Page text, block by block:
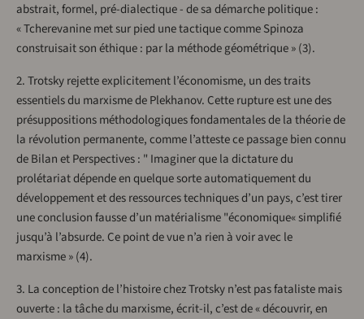
abstrait, formel, pré-dialectique - de sa démarche politique :
« Tcherevanine met sur pied une tactique comme Spinoza
construisait son éthique : par la méthode géométrique » (3).
2. Trotsky rejette explicitement l’économisme, un des traits
essentiels du marxisme de Plekhanov. Cette rupture est une des
présuppositions méthodologiques fondamentales de la théorie de
la révolution permanente, comme l’atteste ce passage bien connu
de Bilan et Perspectives : " Imaginer que la dictature du
prolétariat dépende en quelque sorte automatiquement du
développement et des ressources techniques d’un pays, c’est tirer
une conclusion fausse d’un matérialisme "économique« simplifié
jusqu’à l’absurde. Ce point de vue n’a rien à voir avec le
marxisme » (4).
3. La conception de l’histoire chez Trotsky n’est pas fataliste mais
ouverte : la tâche du marxisme, écrit-il, c’est de « découvrir, en